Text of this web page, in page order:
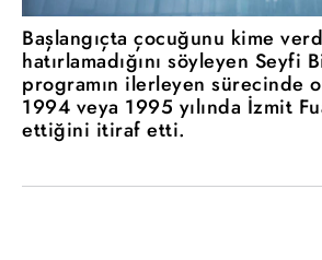
Başlangıçta çocuğunu kime
hatırlamadığını söyleyen Seyfi
programın ilerleyen sürecinde
1994 veya 1995 yılında İzmit
ettiğini itiraf etti.